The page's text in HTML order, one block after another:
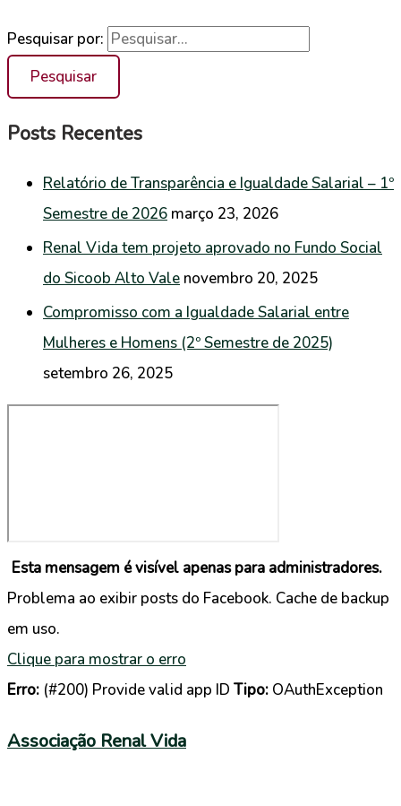
Pesquisar por:
Posts Recentes
Relatório de Transparência e Igualdade Salarial – 1º
Semestre de 2026 março 23, 2026
Renal Vida tem projeto aprovado no Fundo Social
do Sicoob Alto Vale novembro 20, 2025
Compromisso com a Igualdade Salarial entre
Mulheres e Homens (2º Semestre de 2025)
setembro 26, 2025
Esta mensagem é visível apenas para administradores.
Problema ao exibir posts do Facebook. Cache de backup
em uso.
Clique para mostrar o erro
Erro: (#200) Provide valid app ID Tipo: OAuthException
Associação Renal Vida